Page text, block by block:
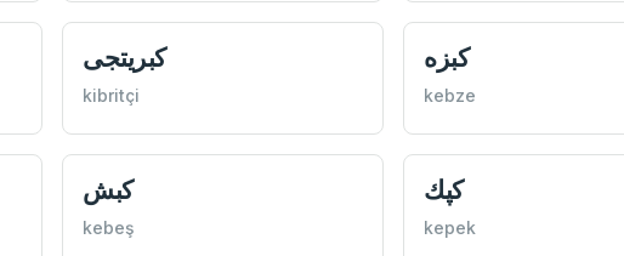
كبريتجی
kibritçi
كبزه
kebze
كبش
kebeş
كپك
kepek